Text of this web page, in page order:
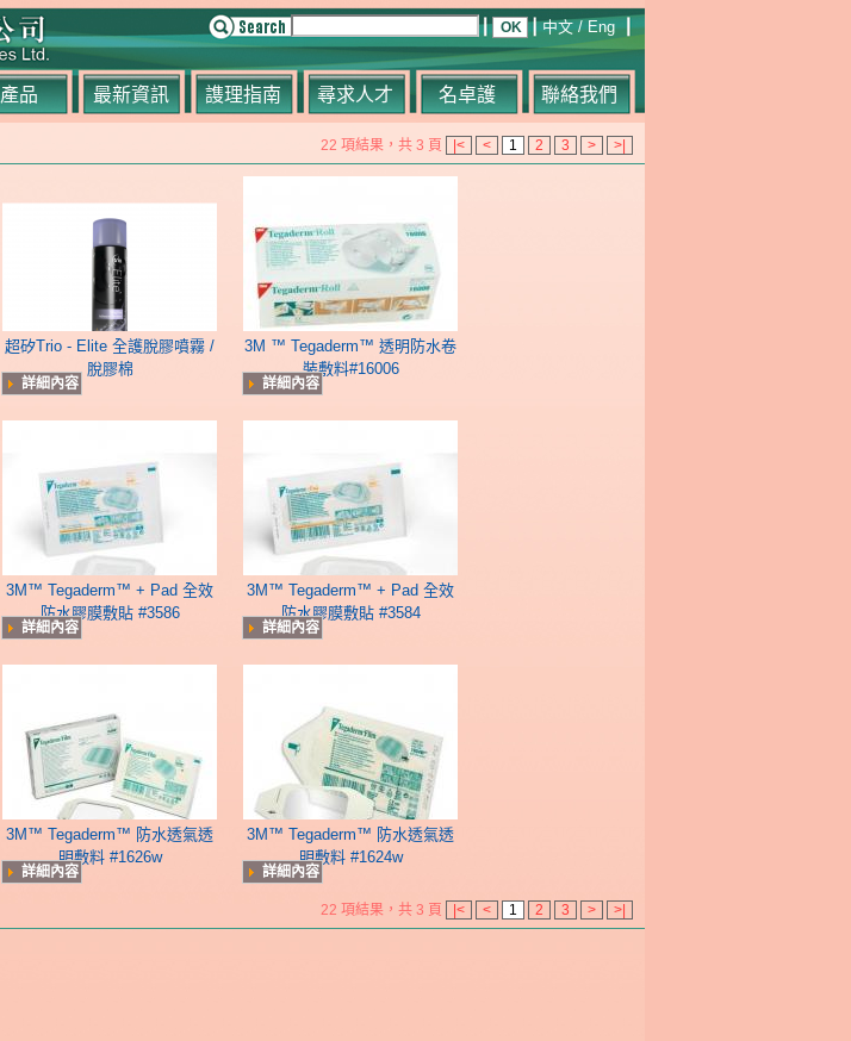
產品 最新資訊 謢理指南 尋求人才 名卓護 聯絡我們
中文 /Eng
22 項結果，共 3 頁 |< < 1 2 3 > >|
超矽Trio - Elite 全護脫膠噴霧 /
脫膠棉
詳細內容
3M ™ Tegaderm™ 透明防水卷
裝敷料#16006
詳細內容
3M™ Tegaderm™ + Pad 全效
防水膠膜敷貼 #3586
詳細內容
3M™ Tegaderm™ + Pad 全效
防水膠膜敷貼 #3584
詳細內容
3M™ Tegaderm™ 防水透氣透
明敷料 #1626w
詳細內容
3M™ Tegaderm™ 防水透氣透
明敷料 #1624w
詳細內容
22 項結果，共 3 頁 |< < 1 2 3 > >|